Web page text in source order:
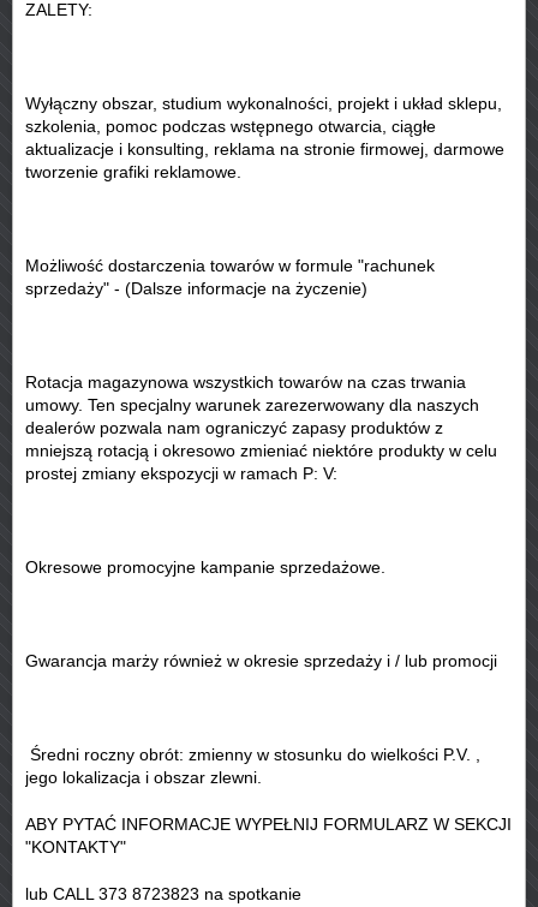
ZALETY:
Wyłączny obszar, studium wykonalności, projekt i układ sklepu,
szkolenia, pomoc podczas wstępnego otwarcia, ciągłe
aktualizacje i konsulting, reklama na stronie firmowej, darmowe
tworzenie grafiki reklamowe.
Możliwość dostarczenia towarów w formule "rachunek
sprzedaży" - (Dalsze informacje na życzenie)
Rotacja magazynowa wszystkich towarów na czas trwania
umowy. Ten specjalny warunek zarezerwowany dla naszych
dealerów pozwala nam ograniczyć zapasy produktów z
mniejszą rotacją i okresowo zmieniać niektóre produkty w celu
prostej zmiany ekspozycji w ramach P: V:
Okresowe promocyjne kampanie sprzedażowe.
Gwarancja marży również w okresie sprzedaży i / lub promocji
Średni roczny obrót: zmienny w stosunku do wielkości P.V. ,
jego lokalizacja i obszar zlewni.
ABY PYTAĆ INFORMACJE WYPEŁNIJ FORMULARZ W SEKCJI
"KONTAKTY"
lub CALL 373 8723823 na spotkanie